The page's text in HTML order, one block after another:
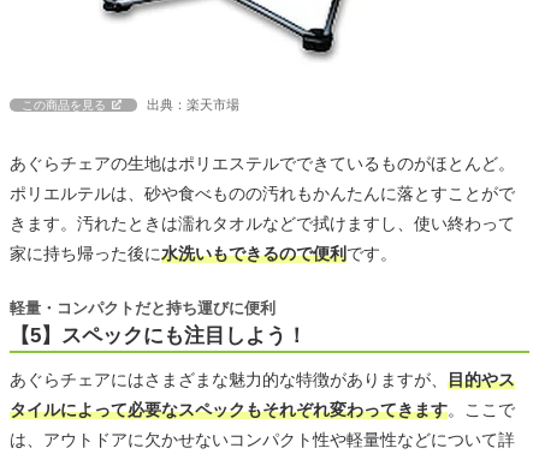
この商品を見る 出典：楽天市場
あぐらチェアの生地はポリエステルでできているものがほとんど。
ポリエルテルは、砂や食べものの汚れもかんたんに落とすことがで
きます。汚れたときは濡れタオルなどで拭けますし、使い終わって
家に持ち帰った後に水洗いもできるので便利です。
【5】スペックにも注目しよう！
軽量・コンパクトだと持ち運びに便利
あぐらチェアにはさまざまな魅力的な特徴がありますが、 目的やス
タイルによって必要なスペックもそれぞれ変わってきます。ここで
は、アウトドアに欠かせないコンパクト性や軽量性などについて詳